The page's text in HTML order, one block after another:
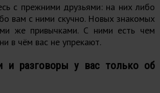
с прежними друзьями: на них либо
вам с ними скучно. Новых знакомых
же привычками. С ними есть чем
в чём вас не упрекают.
и разговоры у вас только об